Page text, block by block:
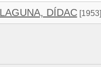
DÍDAC[1953]